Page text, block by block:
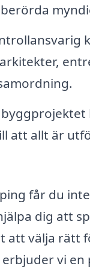
att allt är
får du
dig att
välja rätt
vi